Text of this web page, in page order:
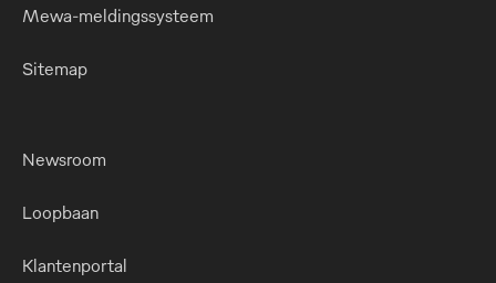
Mewa-meldingssysteem
Sitemap
Newsroom
Loopbaan
Klantenportal